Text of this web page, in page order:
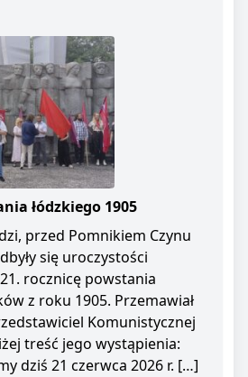
łódzkiego 1905
przed Pomnikiem Czynu
się uroczystości
rocznicę powstania
z roku 1905. Przemawiał
Komunistycznej
treść jego wystąpienia:
dziś 21 czerwca 2026 r. […]